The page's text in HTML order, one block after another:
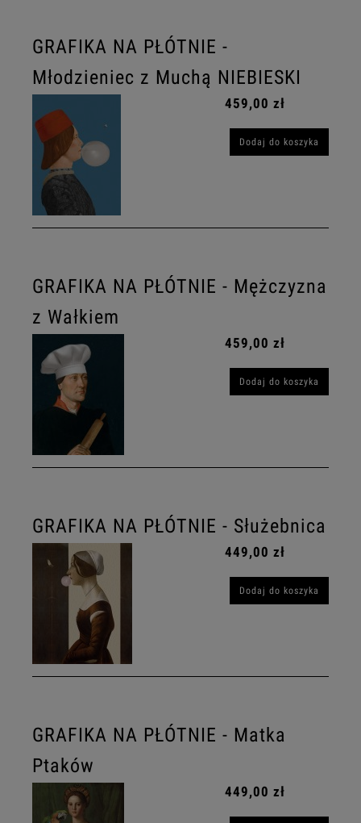
GRAFIKA NA PŁÓTNIE -
Młodzieniec z Muchą NIEBIESKI
459,00 zł
Dodaj do koszyka
GRAFIKA NA PŁÓTNIE - Mężczyzna
z Wałkiem
459,00 zł
Dodaj do koszyka
GRAFIKA NA PŁÓTNIE - Służebnica
449,00 zł
Dodaj do koszyka
GRAFIKA NA PŁÓTNIE - Matka
Ptaków
449,00 zł